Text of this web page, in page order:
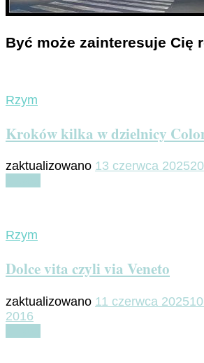
Być może zainteresuje Cię
Rzym
Kroków kilka w dzielnicy
zaktualizowano 13 czerwca 2025
Rzym
Dolce vita czyli via Veneto
zaktualizowano 11 czerwca 2025
2016